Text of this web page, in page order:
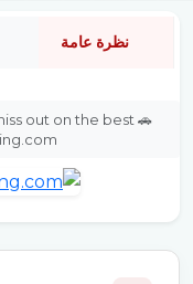
نظرة عامة
🚗
out on the best